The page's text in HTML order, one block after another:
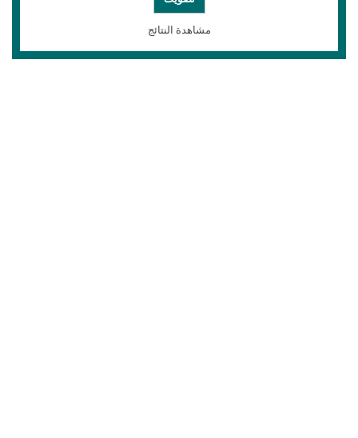
مشاهدة النتائج